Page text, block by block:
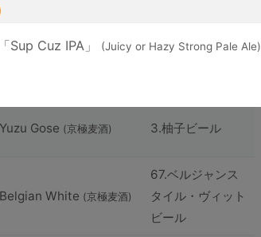
IPA
Yuzu Gose (京極⻨酒) 3.柚子ビール
Belgian White (京極⻨酒)
67.ベルジャンス
タイル・ヴィット
ビール
「Sup Cuz IPA」 (Juicy or Hazy Strong Pale Ale)